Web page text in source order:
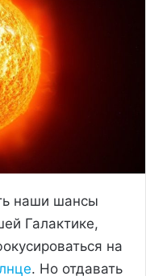
наши шансы
Галактике,
на
. Но отдавать